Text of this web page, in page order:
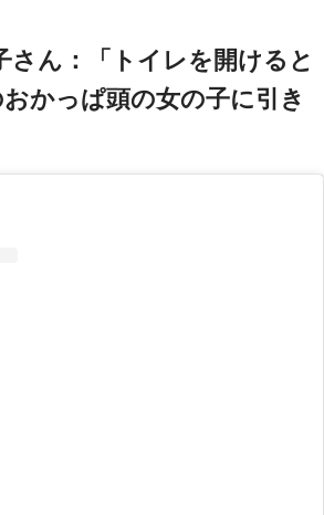
さん：「トイレを開けると
かっぱ頭の女の子に引き